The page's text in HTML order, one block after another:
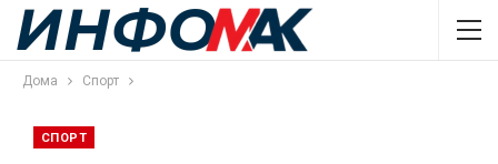
Дома Спорт
СПОРТ